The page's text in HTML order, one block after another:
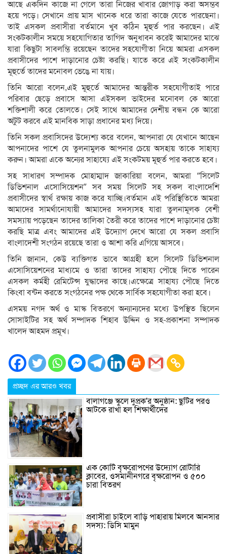
আছে একদিন কাজে না গেলে তারা নিজের খাবার জোগাড় করা অসম্ভব
হয়ে পড়ে। সেখানে প্রায় মাস খানেক ধরে তারা কাজে যেতে পারছেনা।
তাই এসকল প্রবাসীরা বর্তমানে খুব কঠিন মূহুর্ত পার করছেন। এই
সংকটকালীন সময়ে সহযোগিতার তাগিদ অনুধাবন করেই আমাদের মাঝে
যারা কিছুটা সাবলম্ভি রয়েছেন তাদের সহযোগীতা নিয়ে আমরা এসকল
প্রবাসীদের পাশে দাড়ানোর চেষ্টা করছি। যাতে করে এই সংকটকালীন
মূহুর্তে তাদের মনোবল ভেঙে না যায়।
তিনি আরো বলেন,এই মূহুর্তে আমাদের আন্তরীক সহযোগীতাই পারে
পরিবার ছেড়ে প্রবাসে আসা এইসকল ভাইদের মনোবল কে আরো
শক্তিশালী করে তোলতে। সেই সাথে আমাদের দেশীয় বন্ধন কে আরো
অটুট করবে এই মানবিক সাড়া প্রধানের মধ্য দিয়ে।
তিনি সকল প্রবাসিদের উদ্যেশ্য করে বলেন, আপনারা যে যেখানে আছেন
আপনাদের পাশে যে তুলনামুলক আপনার চেয়ে অসহায় তাকে সাহায্য
করুন। আমরা একে অন্যের সাহায্যে এই সংকটময় মূহুর্ত পার করতে হবে।
সহ সাধারণ সম্পাদক মোহাম্মাদ জাকারিয়া বলেন, আমরা “সিলেট
ডিভিশনাল এসোসিয়েশন” সব সময় সিলেট সহ সকল বাংলাদেশি
প্রবাসীদের স্বার্থ রক্ষায় কাজ করে যাচ্ছি।বর্তমান এই পরিস্থিতিতে আমরা
আমাদের সামর্থানোযায়ী আমাদের সদস্যসহ যারা তুলনামূলক বেশী
সমস্যায় পড়েছেন তাদের তালিকা তৈরী করে তাদের পাশে দাড়ানোর চেষ্টা
করছি মাত্র এবং আমাদের এই উদ্যোগ দেখে আরো যে সকল প্রবাসি
বাংলাদেশী সংগঠন রয়েছে তারা ও আশা করি এগিয়ে আসবে।
তিনি জানান, কেউ ব্যক্তিগত ভাবে আগ্রহী হলে সিলেট ডিভিশনাল
এসোসিয়েশনের মাধ্যমে ও তারা তাদের সাহায্য পৌছে দিতে পারেন
এসকল কর্মহী রেমিটেন্স যুদ্ধাদের কাছে।এক্ষেত্রে সাহায্য পৌছে দিতে
কিংবা বন্টন করতে সংগঠনের পক্ষ থেকে সার্বিক সহযোগীতা করা হবে।
এসময় নগদ অর্থ ও মাস্ক বিতরণে অন্যান্যদের মধ্যে উপস্থিত ছিলেন
সোসাইটির সহ অর্থ সম্পাদক শিহাব উদ্দিন ও সহ-প্রকাশনা সম্পাদক
খালেদ আহমদ প্রমূখ।
প্রচ্ছদ এর আরও খবর
বালাগঞ্জে স্কুলে দুপ্রক’র অনুষ্ঠান: ছুটির পরও
আটকে রাখা হল শিক্ষার্থীদের
এক কোটি বৃক্ষরোপণের উদ্যোগ রোটারি
ক্লাবের, ওসমানীনগরে বৃক্ষরোপন ও ৫০০
চারা বিতরণ
প্রবাসীরা চাইলে বাড়ি পাহারায় মিলবে আনসার
সদস্য: ডিসি মামুন